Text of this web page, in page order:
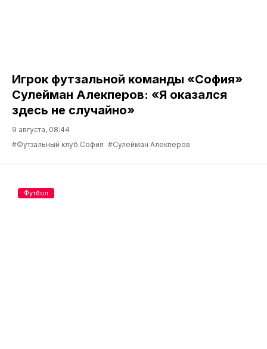
Игрок футзальной команды «София»
Сулейман Алекперов: «Я оказался
здесь не случайно»
9 августа, 08:44
#Футзальный клуб София #Сулейман Алекперов
Футбол